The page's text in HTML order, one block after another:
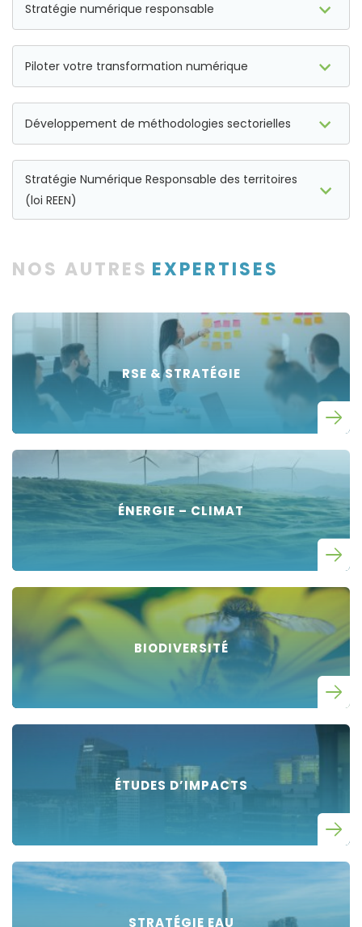
Stratégie numérique responsable
Piloter votre transformation numérique
Développement de méthodologies sectorielles
Stratégie Numérique Responsable des territoires
(loi REEN)
NOS AUTRES EXPERTISES
RSE & STRATÉGIE
ÉNERGIE – CLIMAT
BIODIVERSITÉ
ÉTUDES D’IMPACTS
STRATÉGIE EAU